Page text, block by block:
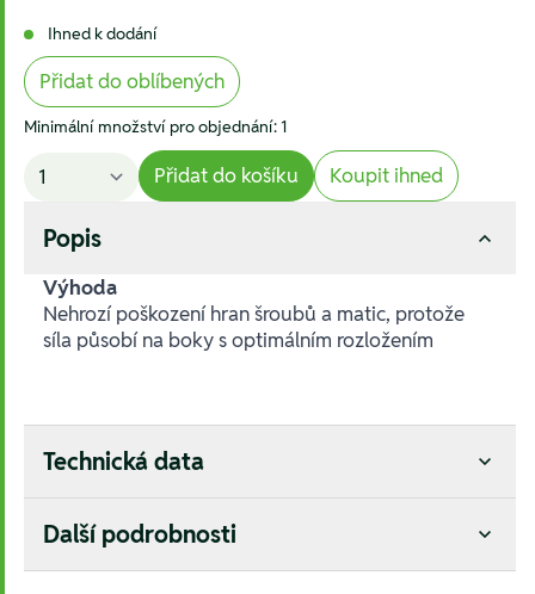
Ihned k dodání
Přidat do oblíbených
Minimální množství pro objednání: 1
Přidat do košíku Koupit ihned
Popis
Výhoda
Nehrozí poškození hran šroubů a matic, protože
síla působí na boky s optimálním rozložením
Technická data
Další podrobnosti